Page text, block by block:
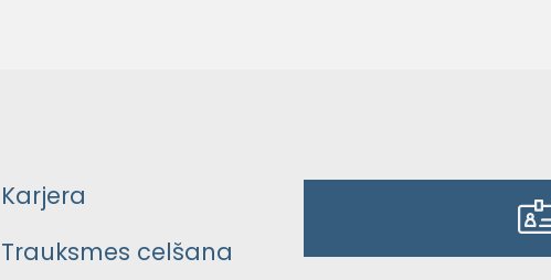
Karjera
Trauksmes celšana